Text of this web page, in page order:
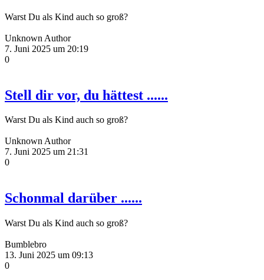
Warst Du als Kind auch so groß?
Unknown Author
7. Juni 2025 um 20:19
0
Stell dir vor, du hättest ......
Warst Du als Kind auch so groß?
Unknown Author
7. Juni 2025 um 21:31
0
Schonmal darüber ......
Warst Du als Kind auch so groß?
Bumblebro
13. Juni 2025 um 09:13
0